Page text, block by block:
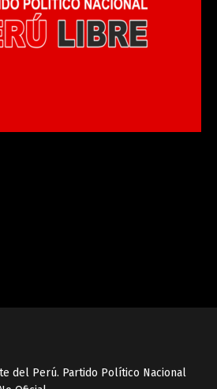
del Perú. Partido Político Nacional